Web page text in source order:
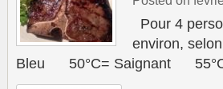
Pour 4
environ,
Bleu 50°C= Saignant